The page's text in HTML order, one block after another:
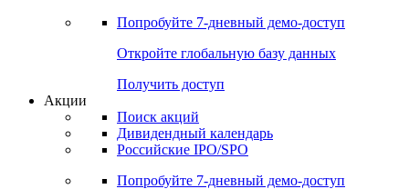
Попробуйте 7-дневный демо-доступ
Откройте глобальную базу данных
Получить доступ
Акции
Поиск акций
Дивидендный календарь
Российские IPO/SPO
Попробуйте 7-дневный демо-доступ